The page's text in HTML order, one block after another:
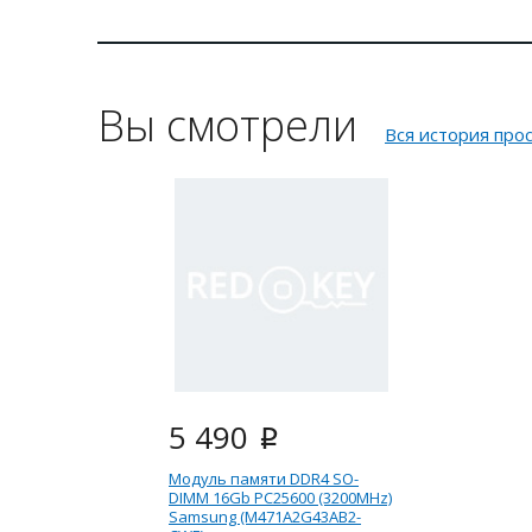
Вы смотрели Вся история
5 490 i
Модуль памяти DDR4 SO-
DIMM 16Gb PC25600 (3200MHz)
Samsung (M471A2G43AB2-